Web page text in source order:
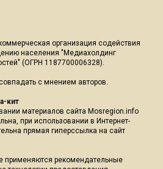
организация содействия
населения "Медиахолдинг
(ОГРН 1187700006328).
с мнением авторов.
кит
материалов сайта Mosregion.info
при использовании в Интернет-
прямая гиперссылка на сайт
применяются рекомендательные